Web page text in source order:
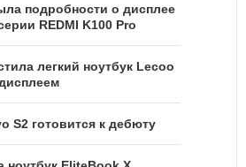
подробности о дисплее
REDMI K100 Pro
легкий ноутбук Lecoo
S2 готовится к дебюту